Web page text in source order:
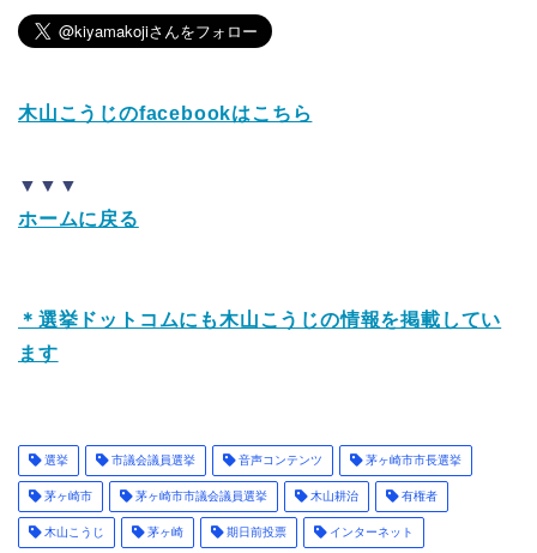
木山こうじのfacebookはこちら
▼▼▼
ホームに戻る
＊選挙ドットコムにも木山こうじの情報を掲載してい
ます
選挙 市議会議員選挙 音声コンテンツ 茅ヶ崎市市長選挙
茅ヶ崎市 茅ヶ崎市市議会議員選挙 木山耕治 有権者
木山こうじ 茅ヶ崎 期日前投票 インターネット